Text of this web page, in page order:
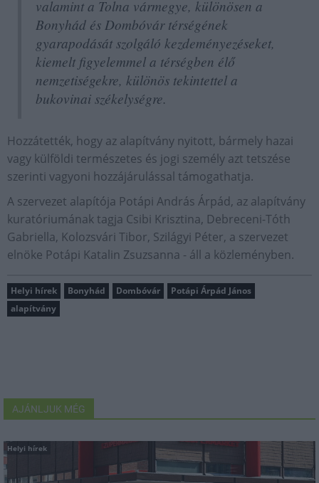
valamint a Tolna vármegye, különösen a
Bonyhád és Dombóvár térségének
gyarapodását szolgáló kezdeményezéseket,
kiemelt figyelemmel a térségben élő
nemzetiségekre, különös tekintettel a
bukovinai székelységre.
Hozzátették, hogy az alapítvány nyitott, bármely hazai
vagy külföldi természetes és jogi személy azt tetszése
szerinti vagyoni hozzájárulással támogathatja.
A szervezet alapítója Potápi András Árpád, az alapítvány
kuratóriumának tagja Csibi Krisztina, Debreceni-Tóth
Gabriella, Kolozsvári Tibor, Szilágyi Péter, a szervezet
elnöke Potápi Katalin Zsuzsanna - áll a közleményben.
Helyi hírek Bonyhád Dombóvár
Potápi Árpád János
alapítvány
AJÁNLJUK MÉG
Helyi hírek